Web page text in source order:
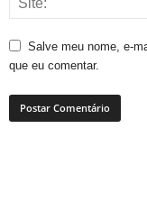
Salve meu nome, e-
que eu comentar.